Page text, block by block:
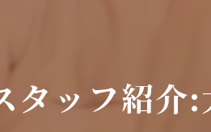
腰痛
タッフ紹介